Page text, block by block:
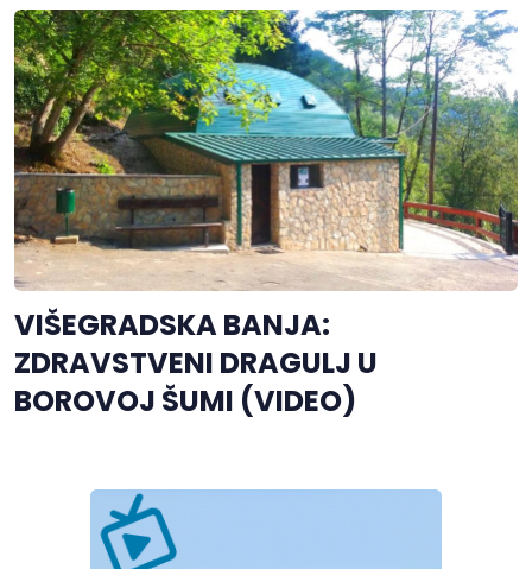
VIŠEGRADSKA BANJA:
ZDRAVSTVENI DRAGULJ U
BOROVOJ ŠUMI (VIDEO)